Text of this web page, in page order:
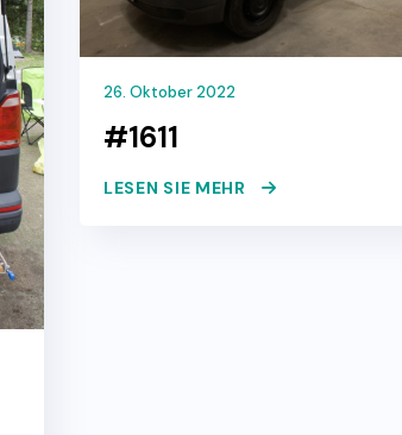
26. Oktober 2022
#1611
LESEN SIE MEHR